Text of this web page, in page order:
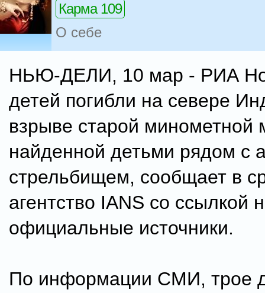
Карма 109
О себе
НЬЮ-ДЕЛИ, 10 мар - РИА
детей погибли на севере
взрыве старой минометной
найденной детьми рядом с
стрельбищем, сообщает в
агентство IANS со ссылкой
официальные источники.
По информации СМИ, трое